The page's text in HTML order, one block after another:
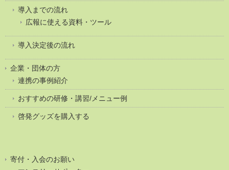
導入までの流れ
広報に使える資料・ツール
導入決定後の流れ
企業・団体の方
連携の事例紹介
おすすめの研修・講習/メニュー例
啓発グッズを購入する
寄付・入会のお願い